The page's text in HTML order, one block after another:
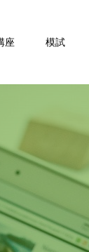
座 模試